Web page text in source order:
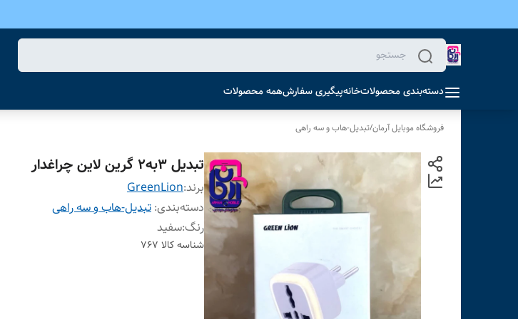
دسته‌بندی محصولاتخانهپیگیری سفارشهمه محصولات
فروشگاه موبایل آرمان/تبدیل-هاب و سه راهی
تبدیل 3به2 گرین لاین چراغدار
برند:GreenLion
دسته‌بندی: تبدیل-هاب و سه راهی
رنگ:سفید
شناسه کالا 767